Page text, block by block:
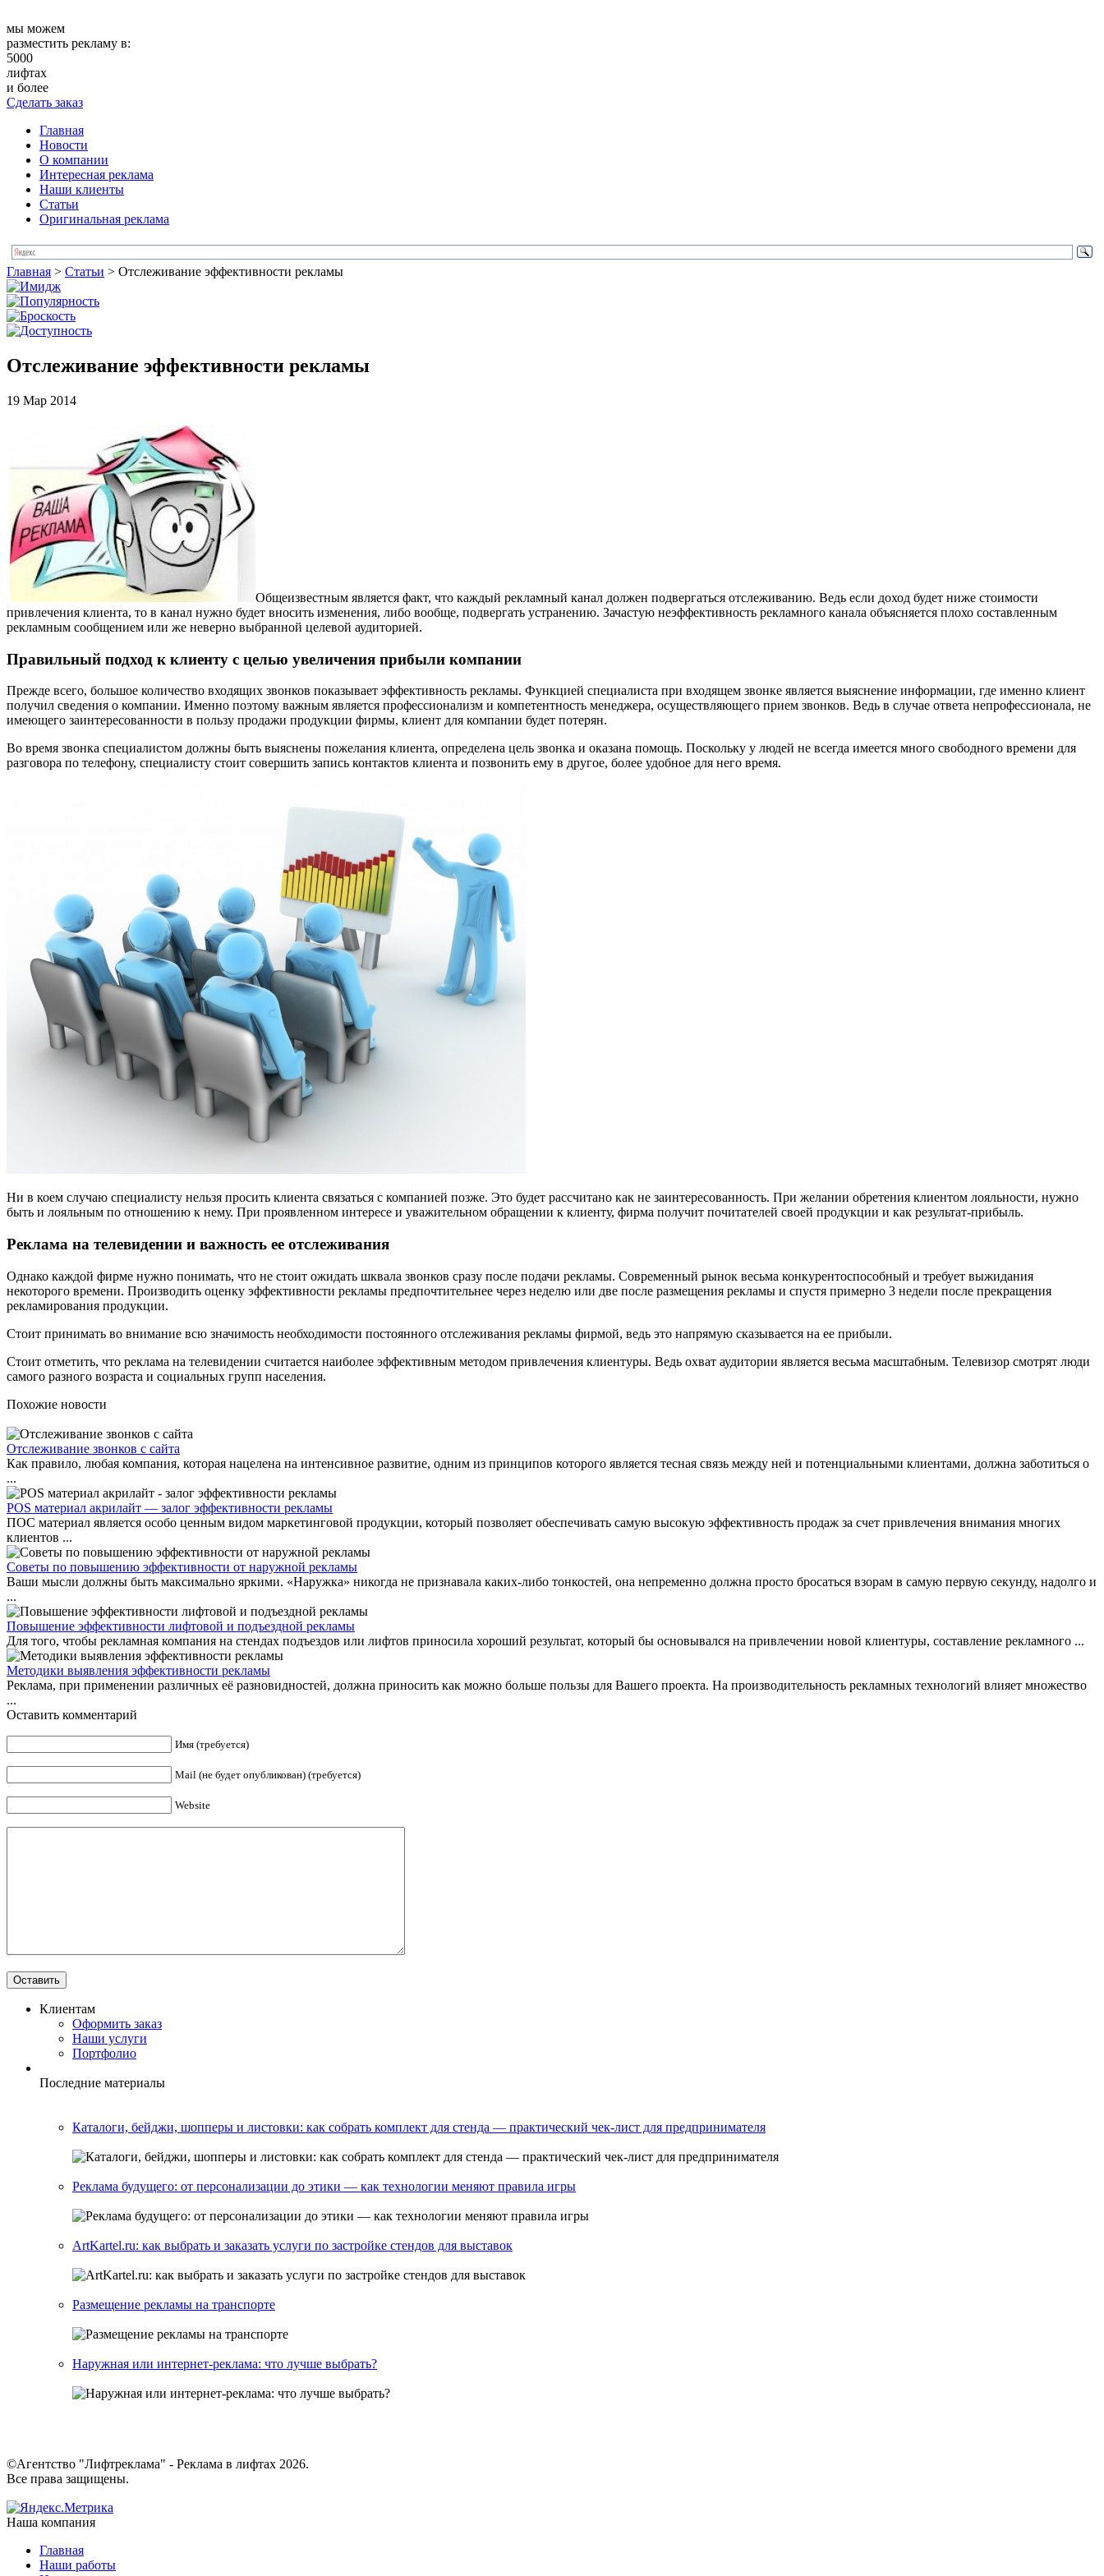
мы можем
разместить рекламу в:
5000
лифтах
и более
Сделать заказ
Главная
Новости
О компании
Интересная реклама
Наши клиенты
Статьи
Оригинальная реклама
Главная > Статьи > Отслеживание эффективности рекламы
Отслеживание эффективности рекламы
19 Мар 2014
Общеизвестным является факт, что каждый рекламный канал должен подвергаться отслеживанию. Ведь если доход будет ниже стоимости
привлечения клиента, то в канал нужно будет вносить изменения, либо вообще, подвергать устранению. Зачастую неэффективность рекламного канала объясняется плохо составленным
рекламным сообщением или же неверно выбранной целевой аудиторией.
Правильный подход к клиенту с целью увеличения прибыли компании
Прежде всего, большое количество входящих звонков показывает эффективность рекламы. Функцией специалиста при входящем звонке является выяснение информации, где именно клиент
получил сведения о компании. Именно поэтому важным является профессионализм и компетентность менеджера, осуществляющего прием звонков. Ведь в случае ответа непрофессионала, не
имеющего заинтересованности в пользу продажи продукции фирмы, клиент для компании будет потерян.
Во время звонка специалистом должны быть выяснены пожелания клиента, определена цель звонка и оказана помощь. Поскольку у людей не всегда имеется много свободного времени для
разговора по телефону, специалисту стоит совершить запись контактов клиента и позвонить ему в другое, более удобное для него время.
Ни в коем случаю специалисту нельзя просить клиента связаться с компанией позже. Это будет рассчитано как не заинтересованность. При желании обретения клиентом лояльности, нужно
быть и лояльным по отношению к нему. При проявленном интересе и уважительном обращении к клиенту, фирма получит почитателей своей продукции и как результат-прибыль.
Реклама на телевидении и важность ее отслеживания
Однако каждой фирме нужно понимать, что не стоит ожидать шквала звонков сразу после подачи рекламы. Современный рынок весьма конкурентоспособный и требует выжидания
некоторого времени. Производить оценку эффективности рекламы предпочтительнее через неделю или две после размещения рекламы и спустя примерно 3 недели после прекращения
рекламирования продукции.
Стоит принимать во внимание всю значимость необходимости постоянного отслеживания рекламы фирмой, ведь это напрямую сказывается на ее прибыли.
Стоит отметить, что реклама на телевидении считается наиболее эффективным методом привлечения клиентуры. Ведь охват аудитории является весьма масштабным. Телевизор смотрят люди
самого разного возраста и социальных групп населения.
Похожие новости
Отслеживание звонков с сайта
Как правило, любая компания, которая нацелена на интенсивное развитие, одним из принципов которого является тесная связь между ней и потенциальными клиентами, должна заботиться о
...
POS материал акрилайт — залог эффективности рекламы
ПОС материал является особо ценным видом маркетинговой продукции, который позволяет обеспечивать самую высокую эффективность продаж за счет привлечения внимания многих
клиентов ...
Советы по повышению эффективности от наружной рекламы
Ваши мысли должны быть максимально яркими. «Наружка» никогда не признавала каких-либо тонкостей, она непременно должна просто бросаться взорам в самую первую секунду, надолго и
...
Повышение эффективности лифтовой и подъездной рекламы
Для того, чтобы рекламная компания на стендах подъездов или лифтов приносила хороший результат, который бы основывался на привлечении новой клиентуры, составление рекламного ...
Методики выявления эффективности рекламы
Реклама, при применении различных её разновидностей, должна приносить как можно больше пользы для Вашего проекта. На производительность рекламных технологий влияет множество
...
Оставить комментарий
Имя (требуется)
Mail (не будет опубликован) (требуется)
Website
Клиентам
Оформить заказ
Наши услуги
Портфолио
Последние материалы
Каталоги, бейджи, шопперы и листовки: как собрать комплект для стенда — практический чек-лист для предпринимателя
Реклама будущего: от персонализации до этики — как технологии меняют правила игры
ArtKartel.ru: как выбрать и заказать услуги по застройке стендов для выставок
Размещение рекламы на транспорте
Наружная или интернет-реклама: что лучше выбрать?
©Агентство "Лифтреклама" - Реклама в лифтах 2026.
Все права защищены.
Наша компания
Главная
Наши работы